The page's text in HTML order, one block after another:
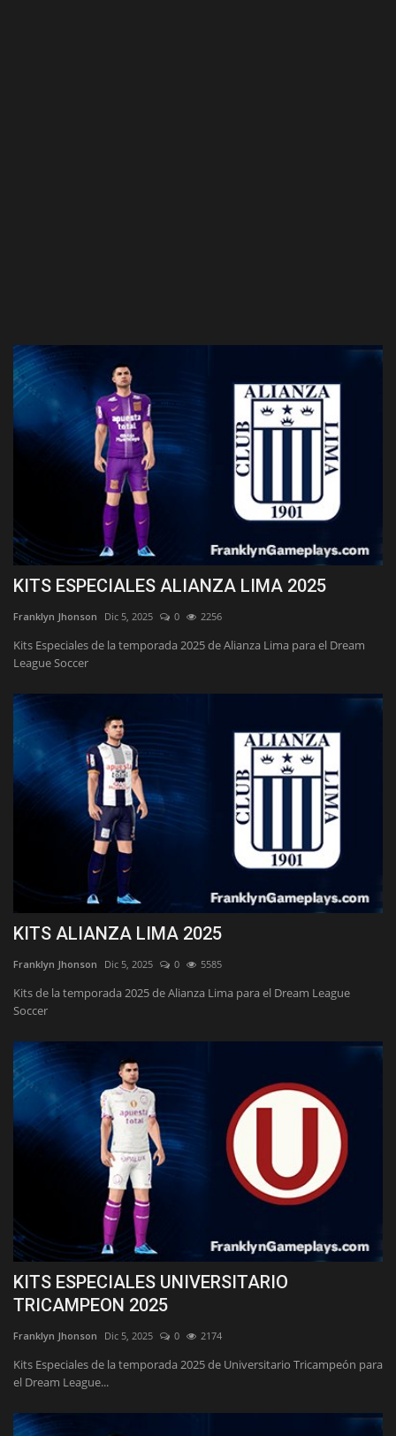
KITS ESPECIALES ALIANZA LIMA 2025
Franklyn Jhonson Dic 5, 2025 0 2256
Kits Especiales de la temporada 2025 de Alianza Lima para el Dream
League Soccer
KITS ALIANZA LIMA 2025
Franklyn Jhonson Dic 5, 2025 0 5585
Kits de la temporada 2025 de Alianza Lima para el Dream League
Soccer
KITS ESPECIALES UNIVERSITARIO
TRICAMPEON 2025
Franklyn Jhonson Dic 5, 2025 0 2174
Kits Especiales de la temporada 2025 de Universitario Tricampeón para
el Dream League...